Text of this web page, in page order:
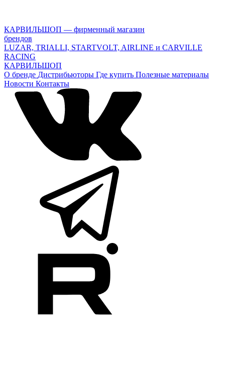
КАРВИЛЬШОП — фирменный магазин
брендов
LUZAR, TRIALLI, STARTVOLT, AIRLINE и CARVILLE
RACING
КАРВИЛЬШОП
О бренде Дистрибьюторы Где купить Полезные материалы
Новости Контакты